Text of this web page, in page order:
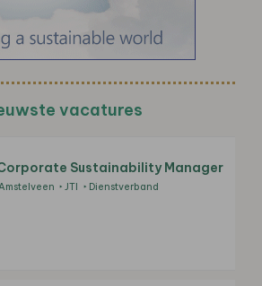
vacatures
Sustainability Manager
JTI Dienstverband